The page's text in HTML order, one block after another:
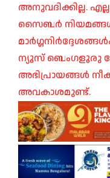
അനുവദിക്കില്ല.
സൈബർ
ന്യൂസ് ബെംഗളൂരു
അഭിപ്രായങ്ങൾ
അവകാശമുണ്ട്.